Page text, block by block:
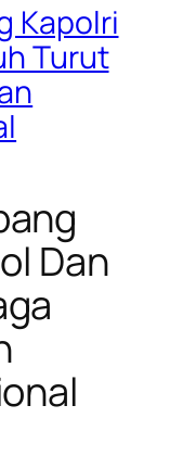
Kapolri
Turut
Dan